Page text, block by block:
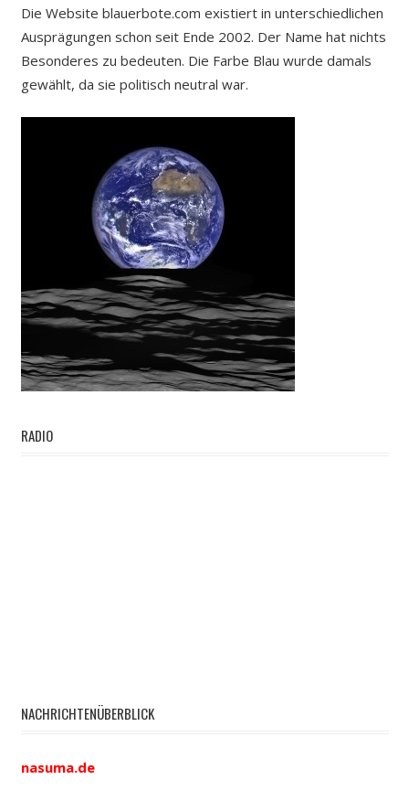
Die Website blauerbote.com existiert in unterschiedlichen
Ausprägungen schon seit Ende 2002. Der Name hat nichts
Besonderes zu bedeuten. Die Farbe Blau wurde damals
gewählt, da sie politisch neutral war.
RADIO
NACHRICHTENÜBERBLICK
nasuma.de